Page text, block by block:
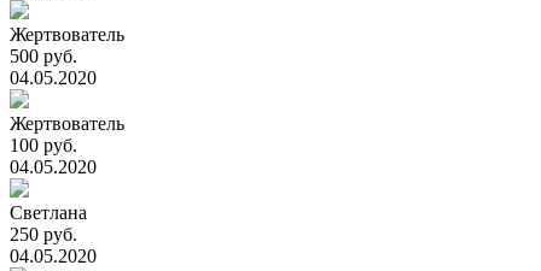
Жертвователь
500 руб.
04.05.2020
Жертвователь
100 руб.
04.05.2020
Светлана
250 руб.
04.05.2020